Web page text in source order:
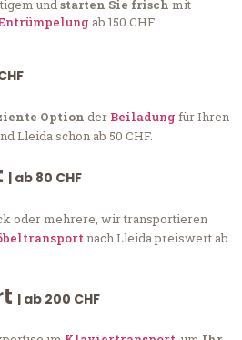
undstarten Sie frisch mit
ab 150 CHF.
Option der Beiladung für Ihren
Lleida schon ab 50 CHF.
| ab 80 CHF
oder mehrere, wir transportieren
nach Lleida preiswert ab
| ab 200 CHF